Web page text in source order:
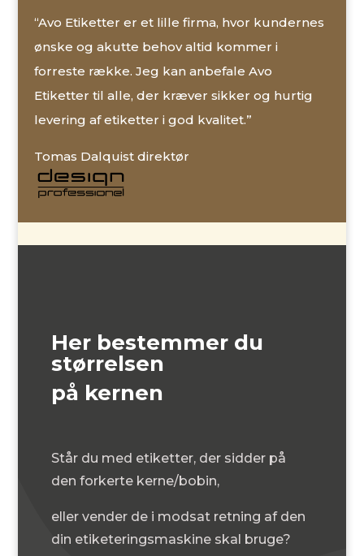
“Avo Etiketter er et lille firma, hvor kundernes
ønske og akutte behov altid kommer i
forreste række. Jeg kan anbefale Avo
Etiketter til alle, der kræver sikker og hurtig
levering af etiketter i god kvalitet.”
Tomas Dalquist direktør
Her bestemmer du
størrelsen
på kernen
Står du med etiketter, der sidder på
den forkerte kerne/bobin,
eller vender de i modsat retning af den
din etiketeringsmaskine skal bruge?